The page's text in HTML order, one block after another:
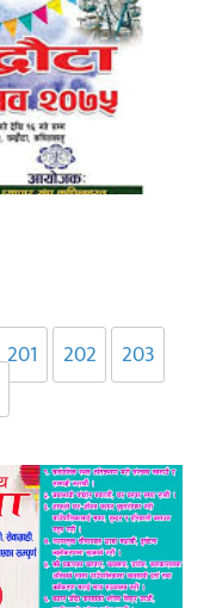
201 202
203